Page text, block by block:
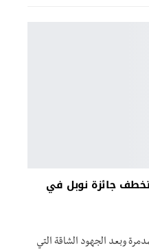
جائزة نوبل في
وبعد الجهود الشاقة التي